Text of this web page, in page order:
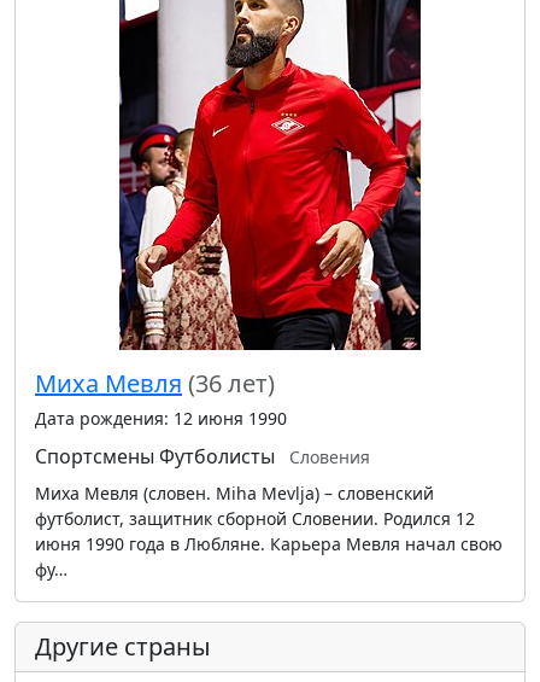
Миха Мевля (36 лет)
Дата рождения: 12 июня 1990
Спортсмены Футболисты
Словения
Миха Мевля (словен. Miha Mevlja) – словенский
футболист, защитник сборной Словении. Родился 12
июня 1990 года в Любляне. Карьера Мевля начал свою
фу…
Другие страны